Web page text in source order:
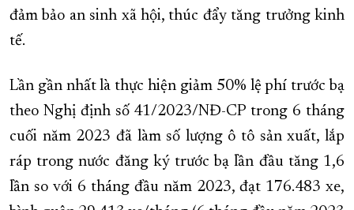
đảm bảo an sinh xã hội, thúc đẩy tăng trưởng kinh
tế.
Lần gần nhất là thực hiện giảm 50% lệ phí trước bạ
theo Nghị định số 41/2023/NĐ-CP trong 6 tháng
cuối năm 2023 đã làm số lượng ô tô sản xuất, lắp
ráp trong nước đăng ký trước bạ lần đầu tăng 1,6
lần so với 6 tháng đầu năm 2023, đạt 176.483 xe,